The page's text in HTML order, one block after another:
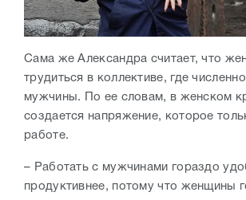
Сама же Александра считает, что
трудиться в коллективе, где
мужчины. По ее словам, в женском
создается напряжение, которое
работе.
– Работать с мужчинами гораздо
продуктивнее, потому что женщины